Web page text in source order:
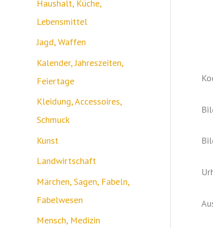
Haushalt, Küche,
Lebensmittel
Jagd, Waffen
Kalender, Jahreszeiten,
Feiertage
Kleidung, Accessoires,
Schmuck
Kunst
Landwirtschaft
Märchen, Sagen, Fabeln,
Fabelwesen
Mensch, Medizin